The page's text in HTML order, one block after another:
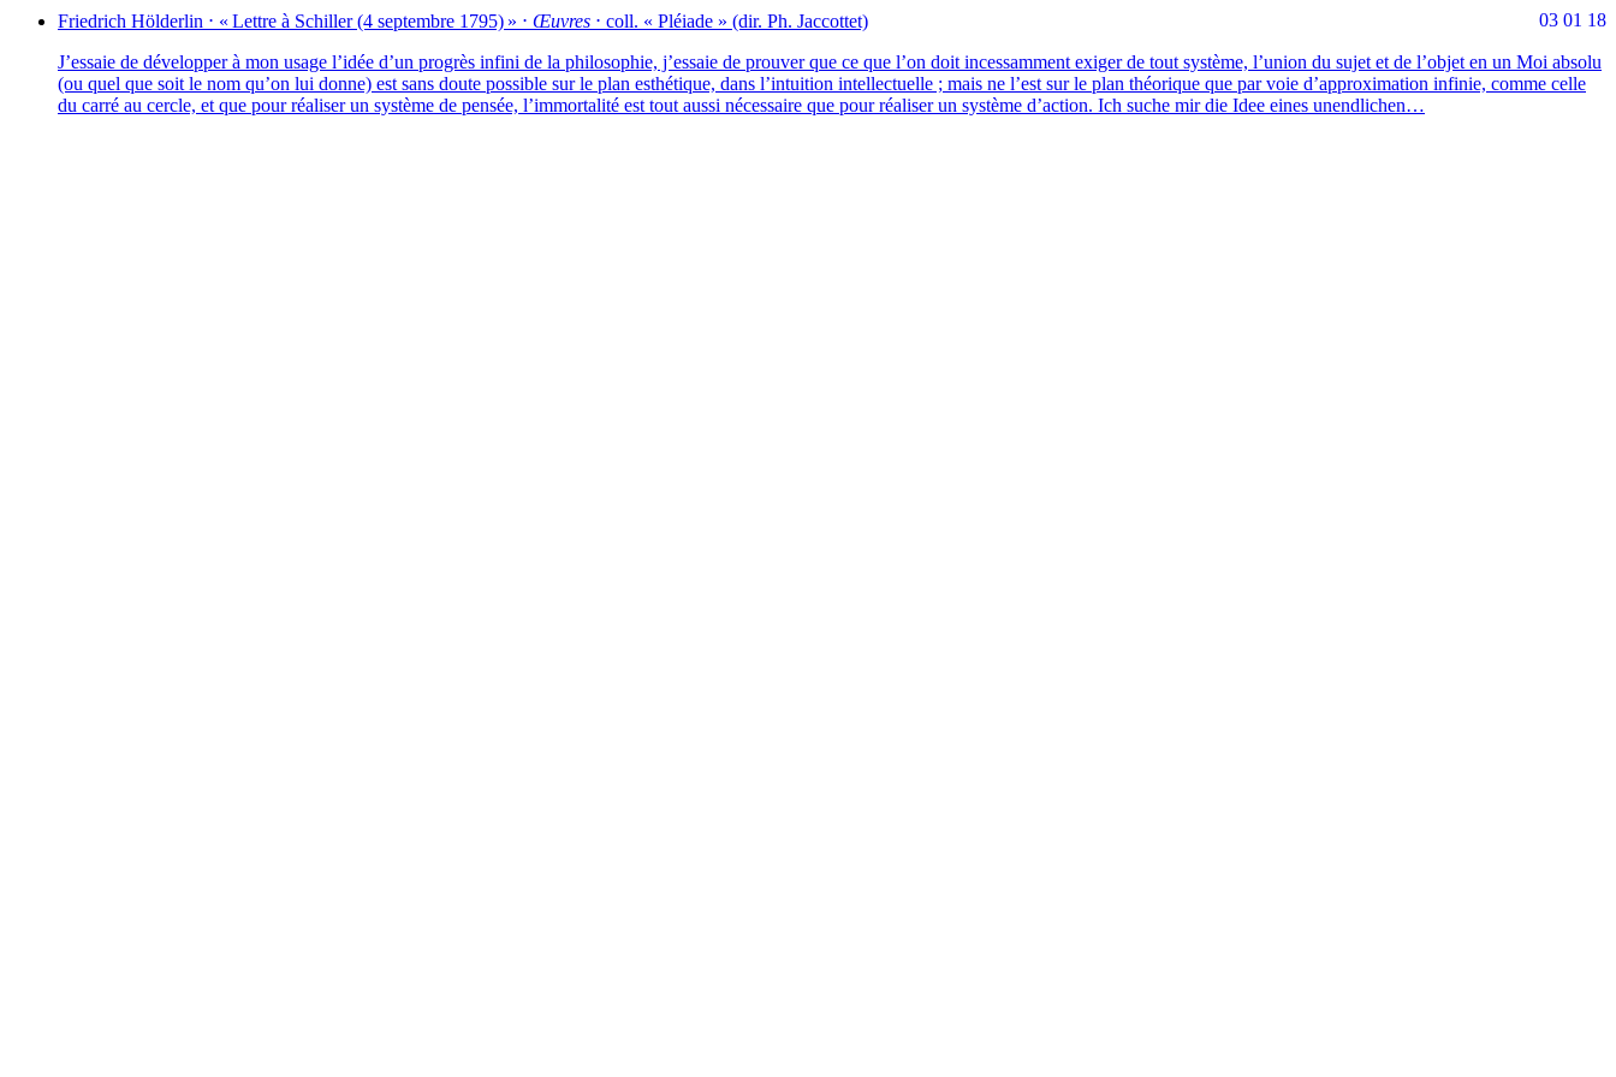
Friedrich Hölderlin ⋅ « Lettre à Schiller (4 sep­tembre 1795) » ⋅ Œuvres ⋅ coll. « Pléiade » (dir. Ph. Jaccottet) 03 01 18
J’essaie de déve­lop­per à mon usage l’idée d’un pro­grès infi­ni de la phi­lo­so­phie, j’essaie de prou­ver que ce que l’on doit inces­sam­ment exi­ger de tout sys­tème, l’union du sujet et de l’objet en un Moi abso­lu
(ou quel que soit le nom qu’on lui donne) est sans doute pos­sible sur le plan esthé­tique, dans l’intuition intel­lec­tuelle ; mais ne l’est sur le plan théo­rique que par voie d’approximation infi­nie, comme celle
du car­ré au cercle, et que pour réa­li­ser un sys­tème de pen­sée, l’immortalité est tout aus­si néces­saire que pour réa­li­ser un sys­tème d’action. Ich suche mir die Idee eines unendlichen…